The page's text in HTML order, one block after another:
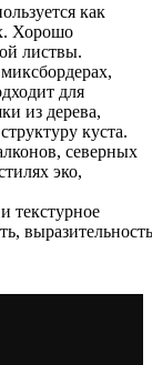
как
Хорошо
листвы.
для
из дерева,
куста.
северных
эко,
текстурное
выразительность